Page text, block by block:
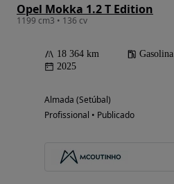
Opel Mokka 1.2 T Edition
1199 cm3 • 136 cv
18 364 km Gasolina
2025
Almada (Setúbal)
Profissional • Publicado